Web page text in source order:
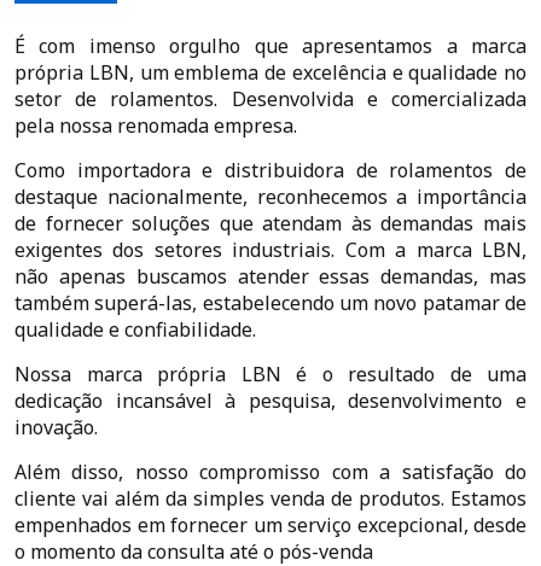
É com imenso orgulho que apresentamos a marca
própria LBN, um emblema de excelência e qualidade no
setor de rolamentos. Desenvolvida e comercializada
pela nossa renomada empresa.
Como importadora e distribuidora de rolamentos de
destaque nacionalmente, reconhecemos a importância
de fornecer soluções que atendam às demandas mais
exigentes dos setores industriais. Com a marca LBN,
não apenas buscamos atender essas demandas, mas
também superá-las, estabelecendo um novo patamar de
qualidade e confiabilidade.
Nossa marca própria LBN é o resultado de uma
dedicação incansável à pesquisa, desenvolvimento e
inovação.
Além disso, nosso compromisso com a satisfação do
cliente vai além da simples venda de produtos. Estamos
empenhados em fornecer um serviço excepcional, desde
o momento da consulta até o pós-venda